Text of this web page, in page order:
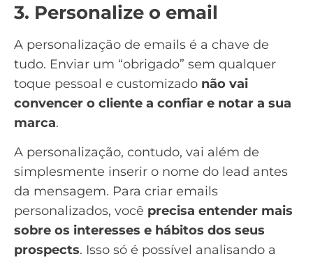
3. Personalize o email
A personalização de emails é a chave de
tudo. Enviar um “obrigado” sem qualquer
toque pessoal e customizado não vai
convencer o cliente a confiar e notar a sua
marca.
A personalização, contudo, vai além de
simplesmente inserir o nome do lead antes
da mensagem. Para criar emails
personalizados, você precisa entender mais
sobre os interesses e hábitos dos seus
prospects. Isso só é possível analisando a